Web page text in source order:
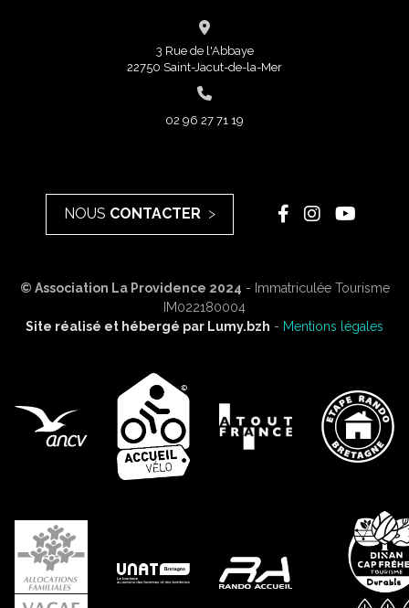
3 Rue de l'Abbaye
22750 Saint-Jacut-de-la-Mer
02 96 27 71 19
NOUS CONTACTER
© Association La Providence 2024 - Immatriculée Tourisme
IM022180004
Site réalisé et hébergé par Lumy.bzh - Mentions légales